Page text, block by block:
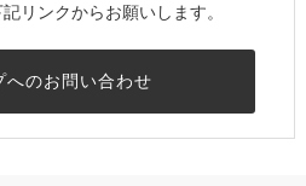
リンクからお願いします。
へのお問い合わせ